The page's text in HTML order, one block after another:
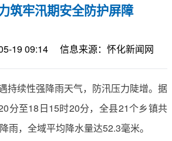
筑牢汛期安全防护屏障
19 09:14 信息来源：怀化新闻网
持续性强降雨天气，防汛压力陡增。据
分至18日15时20分，全县21个乡镇共
雨，全域平均降水量达52.3毫米。